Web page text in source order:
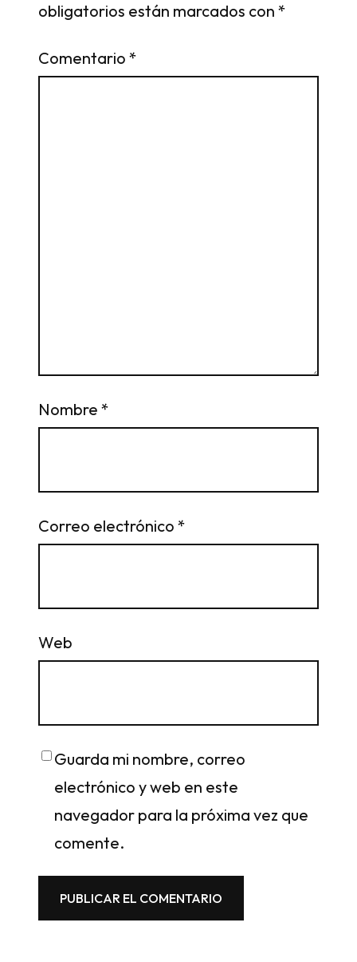
obligatorios están marcados con *
Comentario *
Nombre *
Correo electrónico *
Web
Guarda mi nombre, correo
electrónico y web en este
navegador para la próxima vez que
comente.